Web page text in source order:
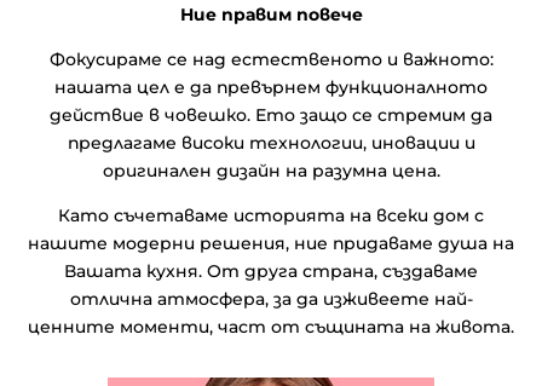
Ние правим повече
Фокусираме се над естественото и важното:
нашата цел е да превърнем функционалното
действие в човешко. Ето защо се стремим да
предлагаме високи технологии, иновации и
оригинален дизайн на разумна цена.
Като съчетаваме историята на всеки дом с
нашите модерни решения, ние придаваме душа на
Вашата кухня. От друга страна, създаваме
отлична атмосфера, за да изживеете най-
ценните моменти, част от същината на живота.